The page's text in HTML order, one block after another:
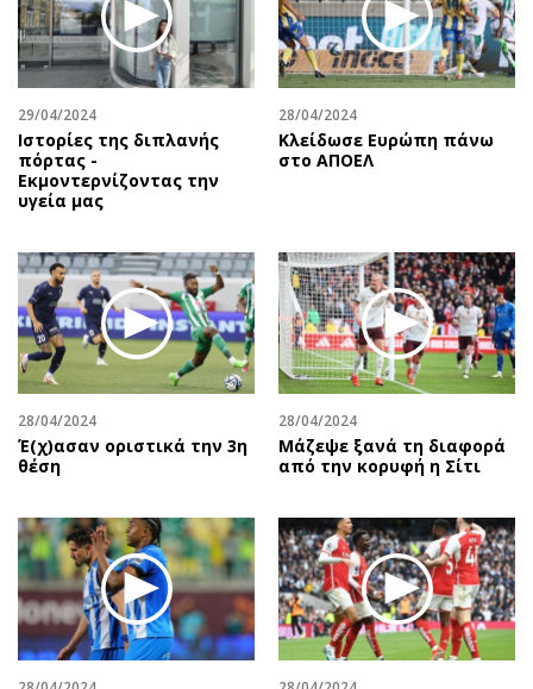
29/04/2024
Ιστορίες της διπλανής
πόρτας -
Εκμοντερνίζοντας την
υγεία μας
28/04/2024
Κλείδωσε Ευρώπη πάνω
στο ΑΠΟΕΛ
28/04/2024
Έ(χ)ασαν οριστικά την 3η
θέση
28/04/2024
Μάζεψε ξανά τη διαφορά
από την κορυφή η Σίτι